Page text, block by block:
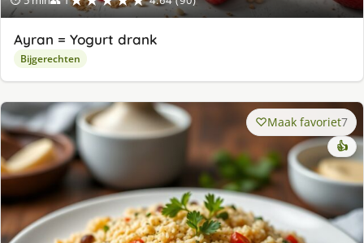
Ayran = Yogurt drank
Bijgerechten
Maak favoriet7
👍